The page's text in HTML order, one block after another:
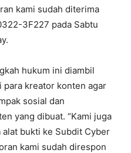
kami sudah diterima
3F227 pada Sabtu
hukum ini diambil
para kreator konten agar
sosial dan
yang dibuat. “Kami juga
bukti ke Subdit Cyber
kami sudah direspon